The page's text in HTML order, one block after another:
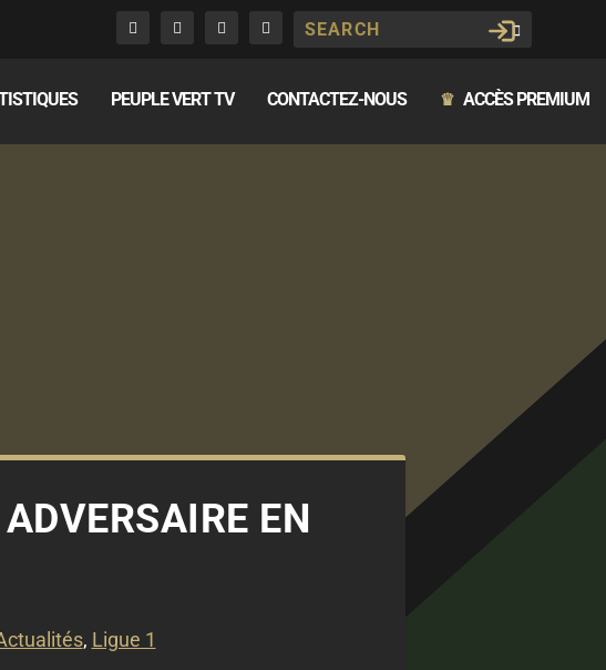
PEUPLE VERT TV CONTACTEZ-NOUS ♛ ACCÈS PREMIUM
EN
, Ligue 1